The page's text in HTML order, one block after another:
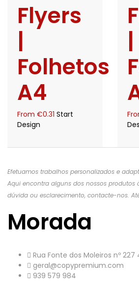
Flyers
|
Folhetos
A4
From €0.31 Start
Design
|
Efetuamos trabalhos personalizados e
Aqui encontra alguns dos nossos produtos
dúvida ou esclarecimento, contacte-nos.
Morada
Rua Fonte dos Moleiros nº
geral@copypremium.com
939 579 984